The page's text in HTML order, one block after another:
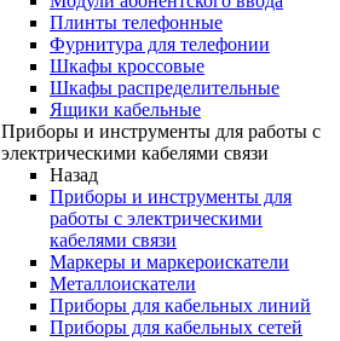
Плинты телефонные
Фурнитура для телефонии
Шкафы кроссовые
Шкафы распределительные
Ящики кабельные
Приборы и инструменты для работы с
электрическими кабелями связи
Назад
Приборы и инструменты для
работы с электрическими
кабелями связи
Маркеры и маркероискатели
Металлоискатели
Приборы для кабельных линий
Приборы для кабельных сетей